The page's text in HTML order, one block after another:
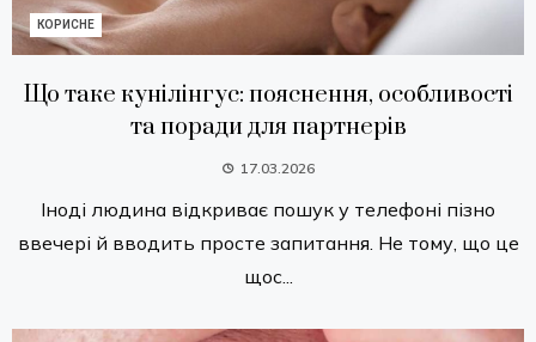
КОРИСНЕ
Що таке кунілінгус: пояснення, особливості
та поради для партнерів
17.03.2026
Іноді людина відкриває пошук у телефоні пізно
ввечері й вводить просте запитання. Не тому, що це
щос...